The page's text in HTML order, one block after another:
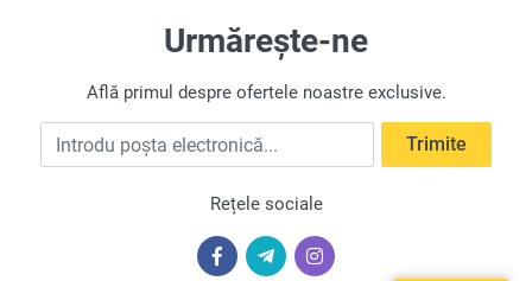
Urmărește-ne
Află primul despre ofertele noastre exclusive.
Introdu poșta electronică Trimite
Rețele sociale